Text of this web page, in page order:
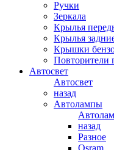
Ручки
Зеркала
Крылья
Крылья
Крышки
Повторители
Автосвет
Автосвет
назад
Автолампы
назад
Разное
Osram